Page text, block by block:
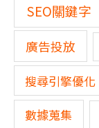
SEO關鍵字
廣告投放
搜尋引擎優化
數據蒐集